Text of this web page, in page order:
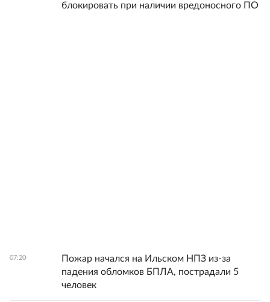
блокировать при наличии вредоносного ПО
07:20
Пожар начался на Ильском НПЗ из-за
падения обломков БПЛА, пострадали 5
человек